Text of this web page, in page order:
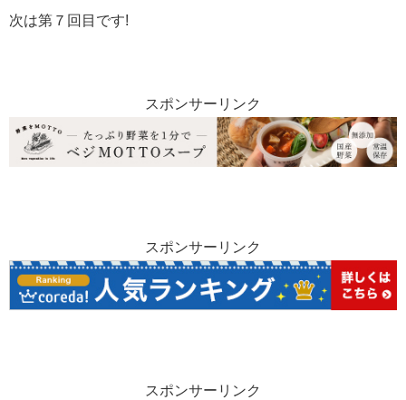
次は第７回目です!
スポンサーリンク
スポンサーリンク
スポンサーリンク